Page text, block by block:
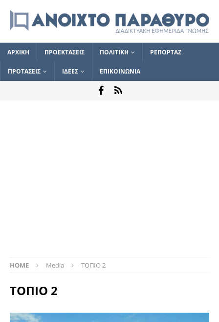
ΑΡΧΙΚΗ ΠΡΟΕΚΤΑΣΕΙΣ ΠΟΛΙΤΙΚΗ ΡΕΠΟΡΤΑΖ
ΠΡΟΤΑΣΕΙΣ ΙΔΕΕΣ ΕΠΙΚΟΙΝΩΝΙΑ
HOME Media ΤΟΠΙΟ 2
ΤΟΠΙΟ 2